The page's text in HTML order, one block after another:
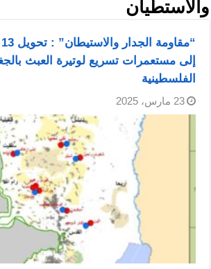
والاستطيان
إلى مستعمرات تسريع لوتيرة العبث
الفلسطينية
23 مارس، 2025